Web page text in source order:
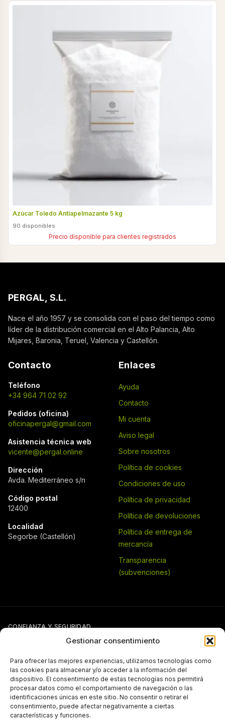
Gestionar consentimiento
Para ofrecer las mejores experiencias, utilizamos tecnologías como
las cookies para almacenar y/o acceder a la información del
dispositivo. El consentimiento de estas tecnologías nos permitirá
procesar datos como el comportamiento de navegación o las
identificaciones únicas en este sitio. No consentir o retirar el
consentimiento, puede afectar negativamente a ciertas
características y funciones.
Azúcar Toledo Antiapelmazante 5 kg
90 disponibles
Precio disponible para clientes registrados
PERGAL, S.L.
Nace el año 1957 y se consolida con el paso del tiempo como
líder de la distribución comercial en el Alto Palancia, Alto
Mijares, Baronia, Teruel, Valencia y Castellón.
Contacto
Teléfono
+34 964 71 02 92
Pedidos (oficina)
oficinapergal@gmail.com
Asistencia técnica web
vicente@pergal.online
Dirección
Avda. Mediterráneo s/n
Código postal
12400
Localidad
Segorbe (Castellón)
Enlaces
Ayuda
Contacto
Mi cuenta
Aviso legal
Sobre nosotros
Política de cookies
Condiciones de uso
Política de privacidad
Política de devoluciones
Política de entrega de
mercancía
Transparencia
(subvenciones)
CONFIANZA Y SEGURIDAD
Si tienes otra forma de pago pactada con Pergal (giro, transferencia,
etc.), puedes seguir usándola con normalidad.